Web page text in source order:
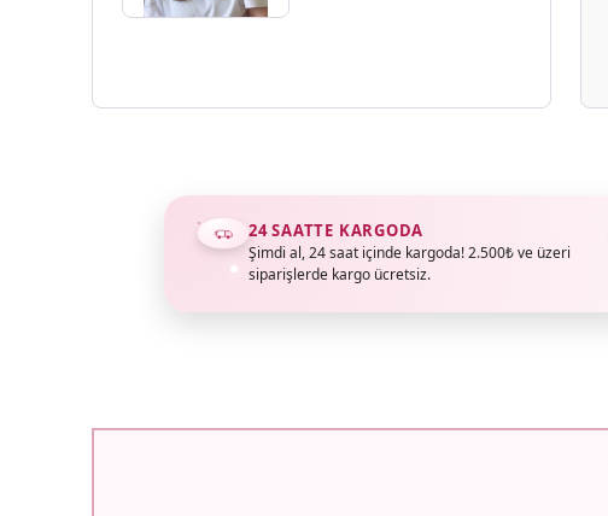
24 SAATTE KARGODA
Şimdi al, 24 saat içinde kargoda! 2.500₺ ve üzeri
siparişlerde kargo ücretsiz.